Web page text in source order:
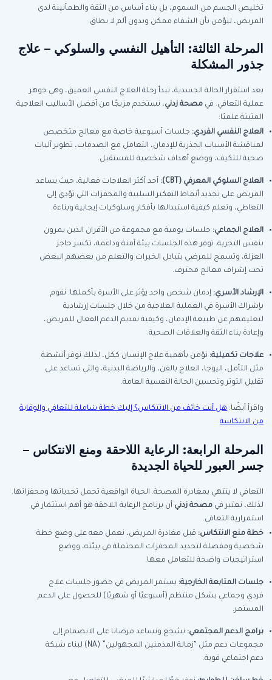
تخليص الجسم من السموم، بل بناء أساس من الثقة والطمأنينة لدى
المريض، ليؤمن بأن الشفاء ممكن وبدون ألم لا يطاق.
المرحلة الثالثة: التأهيل النفسي والسلوكي – علاج
جذور المشكلة
بعد استقرار الحالة الجسدية، تبدأ رحلة العلاج النفسي العميق، وهي جوهر
عملية التعافي. في مصحة زدني، نستخدم مزيجًا من أفضل الأساليب العلاجية
المثبتة علميًا:
العلاج النفسي الفردي: جلسات أسبوعية خاصة مع معالج متخصص
لمناقشة الأسباب الجذرية للإدمان، التعامل مع الصدمات، تطوير آليات
صحية للتكيف، ووضع أهداف شخصية للمستقبل.
العلاج السلوكي المعرفي (CBT):
أحد أكثر العلاجات فعالية، حيث يساعد
المريض على تحديد أنماط التفكير السلبية والمحفزات التي تؤدي إلى
التعاطي، وتعلم كيفية استبدالها بأفكار وسلوكيات إيجابية وبناءة.
العلاج الجماعي: جلسات يومية مع مجموعة من الأقران الذين يمرون
بنفس التجربة. توفر هذه الجلسات بيئة آمنة وداعمة، تكسر حاجز
العزلة، وتسمح للمرضى بتبادل الخبرات والتعلم من بعضهم البعض
تحت إشراف معالج محترف.
الإرشاد الأسري: إدمان شخص واحد يؤثر على الأسرة بأكملها. نقوم
بإشراك الأسرة في العملية العلاجية من خلال جلسات إرشادية
لتعليمهم عن طبيعة الإدمان، وكيفية تقديم الدعم الفعال للمريض،
وإعادة بناء الثقة والعلاقات الصحية.
علاجات تكميلية: نؤمن بأهمية علاج الإنسان ككل، لذلك نوفر أنشطة
مثل التأمل، اليوجا، العلاج بالفن، والرياضة البدنية، والتي تساعد على
تقليل التوتر وتحسين الحالة النفسية العامة.
واقرأ أيضًا: هل أنت خائف من الانتكاس؟ إليك خطة شاملة للتعافي والوقاية
من الانتكاسة
المرحلة الرابعة: الرعاية اللاحقة ومنع الانتكاس –
جسر العبور للحياة الجديدة
التعافي لا ينتهي بمغادرة المصحة. الحياة الواقعية تحمل تحدياتها ومحفزاتها.
لذلك، نعتبر في مصحة زدني أن برنامج الرعاية اللاحقة هو أهم استثمار في
استمرارية التعافي.
خطة منع الانتكاس: قبل مغادرة المريض، نعمل معه على وضع خطة
شخصية ومفصلة لتحديد المحفزات المحتملة في بيئته، ووضع
استراتيجيات واضحة للتعامل معها.
جلسات المتابعة الخارجية: يستمر المريض في حضور جلسات علاج
فردي وجماعي بشكل منتظم (أسبوعيًا أو شهريًا) للحصول على الدعم
المستمر.
برامج الدعم المجتمعي: نشجع ونساعد مرضانا على الانضمام إلى
مجموعات دعم مثل “زمالة المدمنين المجهولين” (NA) لبناء شبكة
دعم اجتماعي قوية.